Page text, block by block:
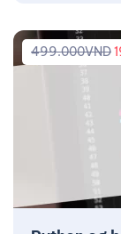
499.000VND